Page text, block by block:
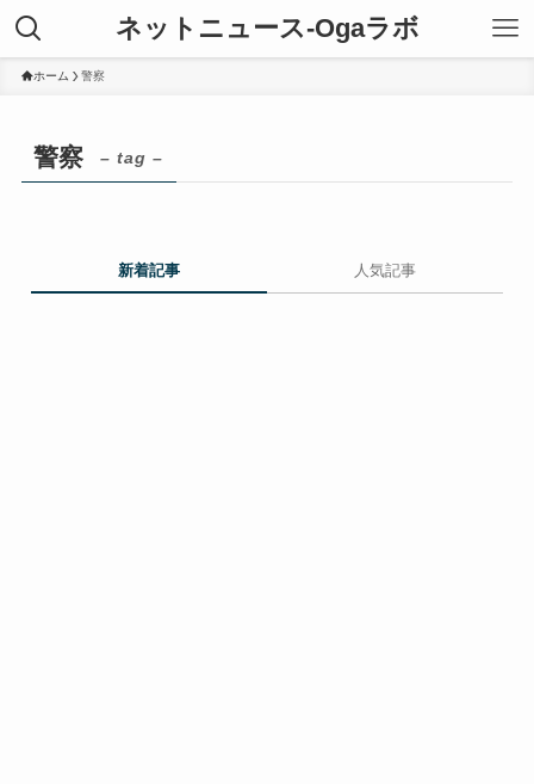
ネットニュース-Ogaラボ
ホーム 警察
警察 – tag –
新着記事 人気記事